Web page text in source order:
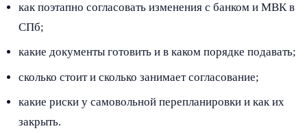
как поэтапно согласовать изменения с банком и МВК в
СПб;
какие документы готовить и в каком порядке подавать;
сколько стоит и сколько занимает согласование;
какие риски у самовольной перепланировки и как их
закрыть.